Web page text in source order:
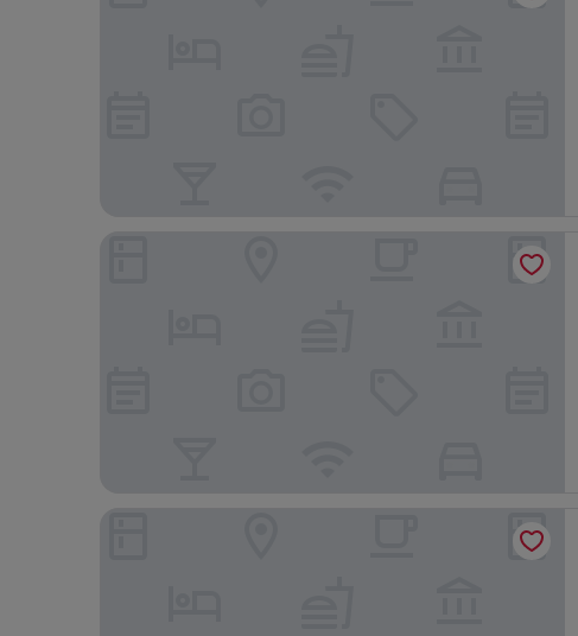
Hilton Garden Inn Dover